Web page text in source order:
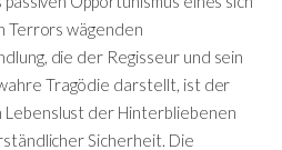
Terrors wägenden
die der Regisseur und sein
Tragödie darstellt, ist der
der Hinterbliebenen
Sicherheit. Die